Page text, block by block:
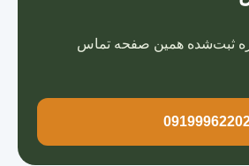
ثبت‌شده همین صفحه تماس